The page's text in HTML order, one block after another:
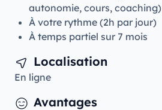
autonomie, cours, coaching)
À votre rythme (2h par jour)
À temps partiel sur 7 mois
Localisation
En ligne
Avantages